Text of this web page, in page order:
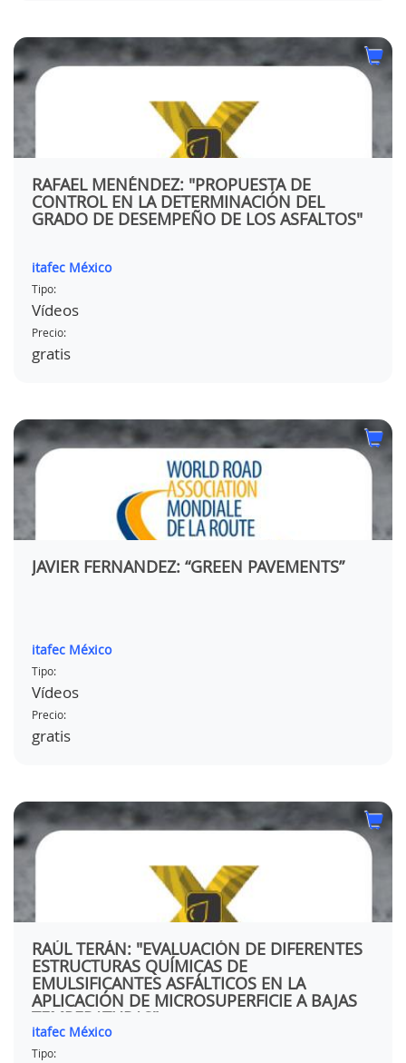
RAFAEL MENÉNDEZ: "PROPUESTA DE
CONTROL EN LA DETERMINACIÓN DEL
GRADO DE DESEMPEÑO DE LOS ASFALTOS"
itafec México
Tipo:
Vídeos
Precio:
gratis
JAVIER FERNANDEZ: “GREEN PAVEMENTS”
itafec México
Tipo:
Vídeos
Precio:
gratis
RAÚL TERÁN: "EVALUACIÓN DE DIFERENTES
ESTRUCTURAS QUÍMICAS DE
EMULSIFICANTES ASFÁLTICOS EN LA
APLICACIÓN DE MICROSUPERFICIE A BAJAS
TEMPERATURAS"
itafec México
Tipo: